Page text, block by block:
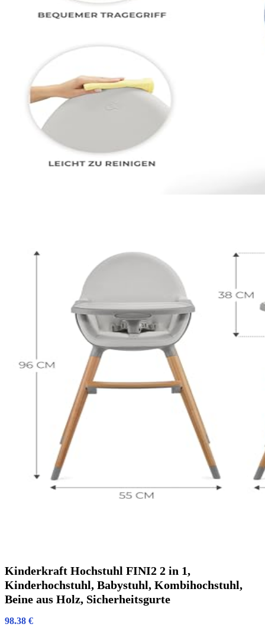
Kinderkraft Hochstuhl FINI2 2 in 1,
Kinderhochstuhl, Babystuhl, Kombihochstuhl,
Beine aus Holz, Sicherheitsgurte
98.38 €